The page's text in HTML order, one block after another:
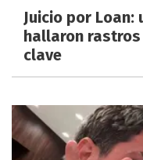
Juicio por
hallaron rastros
clave